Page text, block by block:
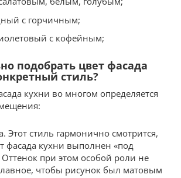
с горчичным;
с кофейным;
подобрать цвет фасада
стиль?
кухни во многом определяется
Этот стиль гармонично смотрится,
фасада кухни выполнен «под
Оттенок при этом особой роли не
чтобы рисунок был матовым